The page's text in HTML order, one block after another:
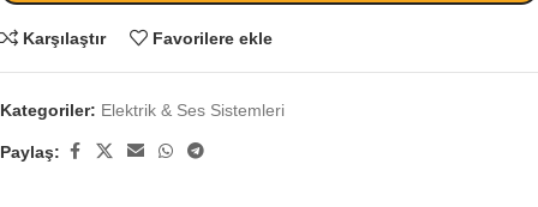
Karşılaştır Favorilere ekle
Kategoriler: Elektrik & Ses Sistemleri
Paylaş: